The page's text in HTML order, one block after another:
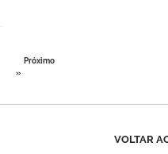
Próximo
»
VOLTAR